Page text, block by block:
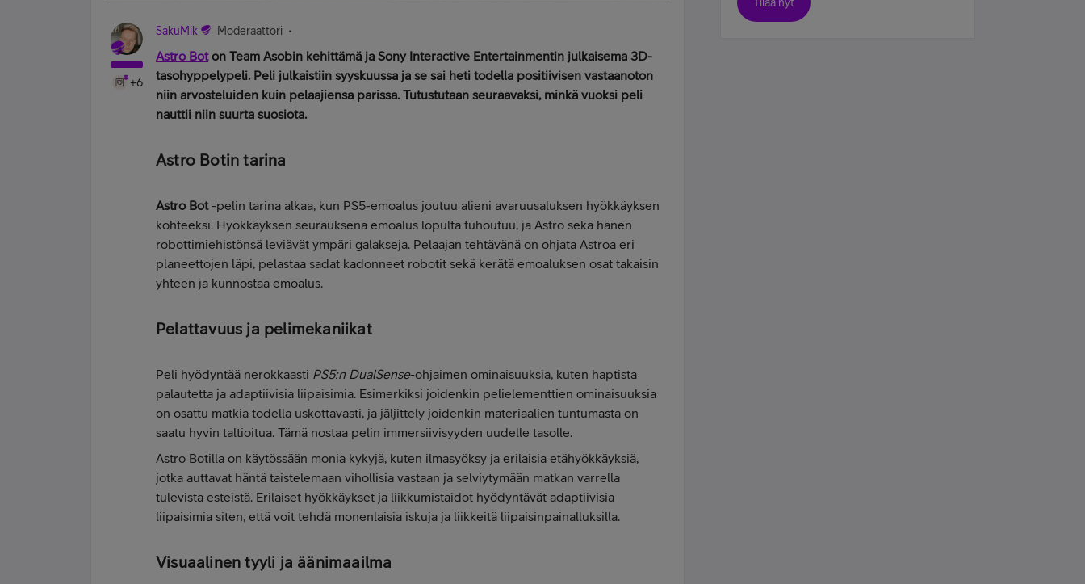
+6
SakuMik Moderaattori
Astro Boton Team Asobin kehittämä ja Sony Interactive Entertainmentin julkaisema 3D-
tasohyppelypeli. Peli julkaistiin syyskuussa ja se sai heti todella positiivisen vastaanoton
niin arvosteluiden kuin pelaajiensa parissa. Tutustutaan seuraavaksi, minkä vuoksi peli
nauttii niin suurta suosiota.
Astro Botin tarina
Astro Bot-pelin tarina alkaa, kun PS5-emoalus joutuu alieni avaruusaluksen hyökkäyksen
kohteeksi. Hyökkäyksen seurauksena emoalus lopulta tuhoutuu, ja Astro sekä hänen
robottimiehistönsä leviävät ympäri galakseja. Pelaajan tehtävänä on ohjata Astroa eri
planeettojen läpi, pelastaa sadat kadonneet robotit sekä kerätä emoaluksen osat takaisin
yhteen ja kunnostaa emoalus.
Pelattavuus ja pelimekaniikat
Peli hyödyntää nerokkaasti PS5:n DualSense-ohjaimen ominaisuuksia, kuten haptista
palautetta ja adaptiivisia liipaisimia. Esimerkiksi joidenkin pelielementtien ominaisuuksia
on osattu matkia todella uskottavasti, ja jäljittely joidenkin materiaalien tuntumasta on
saatu hyvin taltioitua. Tämä nostaa pelin immersiivisyyden uudelle tasolle.
Astro Botilla on käytössään monia kykyjä, kuten ilmasyöksy ja erilaisia etähyökkäyksiä,
jotka auttavat häntä taistelemaan vihollisia vastaan ja selviytymään matkan varrella
tulevista esteistä. Erilaiset hyökkäykset ja liikkumistaidot hyödyntävät adaptiivisia
liipaisimia siten, että voit tehdä monenlaisia iskuja ja liikkeitä liipaisinpainalluksilla.
Visuaalinen tyyli ja äänimaailma